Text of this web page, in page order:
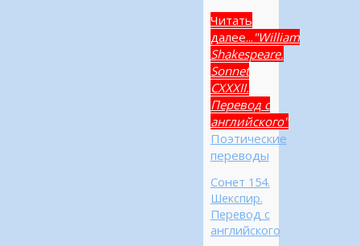
Читать
далее... "William
Shakespeare.
Sonnet
CXXXII.
Перевод с
английского"
Поэтические
переводы
Сонет 154.
Шекспир.
Перевод с
английского